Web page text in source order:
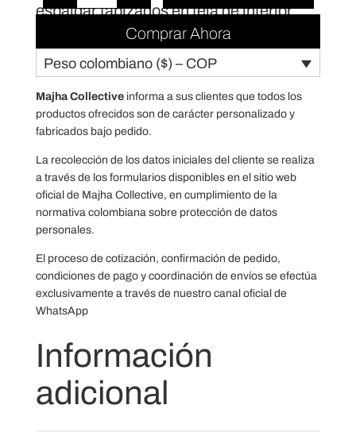
espaldar tapizados en tela de interior
A
K
I
N
G
S
T
E
L
A
c
a
d
Comprar Ahora
Peso colombiano ($) – COP
Majha Collective informa a sus clientes que todos los
productos ofrecidos son de carácter personalizado y
fabricados bajo pedido.
La recolección de los datos iniciales del cliente se realiza
a través de los formularios disponibles en el sitio web
oficial de Majha Collective, en cumplimiento de la
normativa colombiana sobre protección de datos
personales.
El proceso de cotización, confirmación de pedido,
condiciones de pago y coordinación de envíos se efectúa
exclusivamente a través de nuestro canal oficial de
WhatsApp
Información
adicional